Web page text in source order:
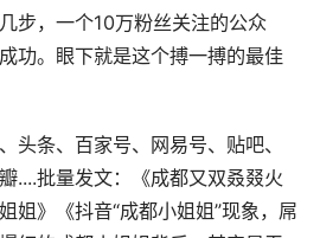
步，一个10万粉丝关注的公众
功。眼下就是这个搏一搏的最佳
头条、百家号、网易号、贴吧、
....批量发文：《成都又双叒叕火
姐》《抖音“成都小姐姐”现象，屌